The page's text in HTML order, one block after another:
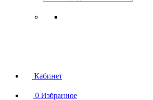
Кабинет
0 Избранное